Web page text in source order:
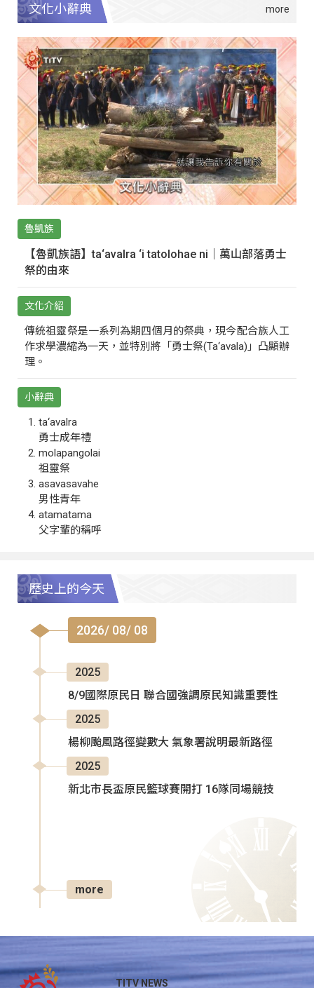
文化小辭典
魯凱族
【魯凱族語】ta‘avalra ‘i tatolohae ni｜萬山部落勇士
祭的由來
文化介紹
傳統祖靈祭是一系列為期四個月的祭典，現今配合族人工
作求學濃縮為一天，並特別將「勇士祭(Ta‘avala)」凸顯辦
理。
小辭典
ta‘avalra
勇士成年禮
molapangolai
祖靈祭
asavasavahe
男性青年
atamatama
父字輩的稱呼
歷史上的今天
2026/ 08/ 08
2025
8/9國際原民日 聯合國強調原民知識重要性
2025
楊柳颱風路徑變數大 氣象署說明最新路徑
2025
新北市長盃原民籃球賽開打 16隊同場競技
more
TITV NEWS